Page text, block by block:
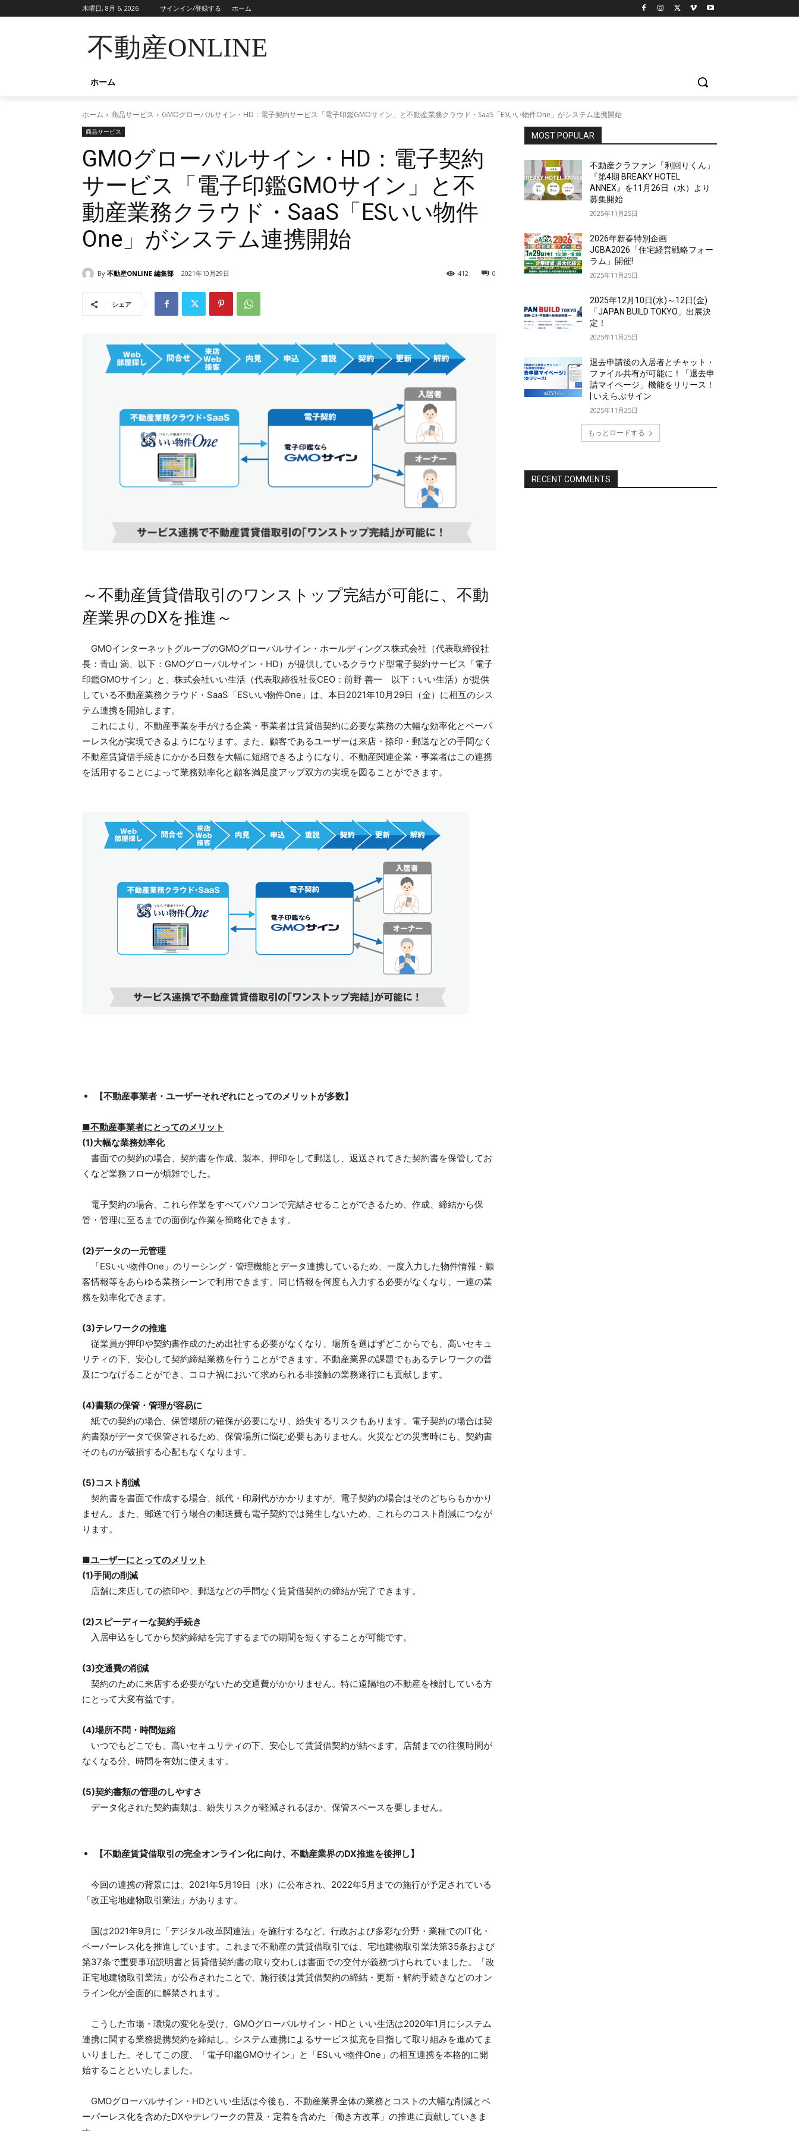
木曜日, 8月 6, 2026 サインイン/登録する ホーム
不動産ONLINE
ホーム
ホーム 商品サービス GMOグローバルサイン・HD：電子契約サービス「電子印鑑GMOサイン」と不動産業務クラウド・SaaS「ESいい物件One」がシステム連携開始
商品サービス
GMOグローバルサイン・HD：電子契約
サービス「電子印鑑GMOサイン」と不
動産業務クラウド・SaaS「ESいい物件
One」がシステム連携開始
By 不動産ONLINE 編集部 2021年10月29日 0
412
シェア
～不動産賃貸借取引のワンストップ完結が可能に、不動
産業界のDXを推進～
GMOインターネットグループのGMOグローバルサイン・ホールディングス株式会社（代表取締役社
長：青山 満、以下：GMOグローバルサイン・HD）が提供しているクラウド型電子契約サービス「電子
印鑑GMOサイン」と、株式会社いい生活（代表取締役社長CEO：前野 善一 以下：いい生活）が提供
している不動産業務クラウド・SaaS「ESいい物件One」は、本日2021年10月29日（金）に相互のシス
テム連携を開始します。
これにより、不動産事業を手がける企業・事業者は賃貸借契約に必要な業務の大幅な効率化とペーパ
ーレス化が実現できるようになります。また、顧客であるユーザーは来店・捺印・郵送などの手間なく
不動産賃貸借手続きにかかる日数を大幅に短縮できるようになり、不動産関連企業・事業者はこの連携
を活用することによって業務効率化と顧客満足度アップ双方の実現を図ることができます。
【不動産事業者・ユーザーそれぞれにとってのメリットが多数】
■不動産事業者にとってのメリット
(1)大幅な業務効率化
書面での契約の場合、契約書を作成、製本、押印をして郵送し、返送されてきた契約書を保管してお
くなど業務フローが煩雑でした。
電子契約の場合、これら作業をすべてパソコンで完結させることができるため、作成、締結から保
管・管理に至るまでの面倒な作業を簡略化できます。
(2)データの一元管理
「ESいい物件One」のリーシング・管理機能とデータ連携しているため、一度入力した物件情報・顧
客情報等をあらゆる業務シーンで利用できます。同じ情報を何度も入力する必要がなくなり、一連の業
務を効率化できます。
(3)テレワークの推進
従業員が押印や契約書作成のため出社する必要がなくなり、場所を選ばずどこからでも、高いセキュ
リティの下、安心して契約締結業務を行うことができます。不動産業界の課題でもあるテレワークの普
及につなげることができ、コロナ禍において求められる非接触の業務遂行にも貢献します。
(4)書類の保管・管理が容易に
紙での契約の場合、保管場所の確保が必要になり、紛失するリスクもあります。電子契約の場合は契
約書類がデータで保管されるため、保管場所に悩む必要もありません。火災などの災害時にも、契約書
そのものが破損する心配もなくなります。
(5)コスト削減
契約書を書面で作成する場合、紙代・印刷代がかかりますが、電子契約の場合はそのどちらもかかり
ません。また、郵送で行う場合の郵送費も電子契約では発生しないため、これらのコスト削減につなが
ります。
■ユーザーにとってのメリット
(1)手間の削減
店舗に来店しての捺印や、郵送などの手間なく賃貸借契約の締結が完了できます。
(2)スピーディーな契約手続き
入居申込をしてから契約締結を完了するまでの期間を短くすることが可能です。
(3)交通費の削減
契約のために来店する必要がないため交通費がかかりません。特に遠隔地の不動産を検討している方
にとって大変有益です。
(4)場所不問・時間短縮
いつでもどこでも、高いセキュリティの下、安心して賃貸借契約が結べます。店舗までの往復時間が
なくなる分、時間を有効に使えます。
(5)契約書類の管理のしやすさ
データ化された契約書類は、紛失リスクが軽減されるほか、保管スペースを要しません。
【不動産賃貸借取引の完全オンライン化に向け、不動産業界のDX推進を後押し】
今回の連携の背景には、2021年5月19日（水）に公布され、2022年5月までの施行が予定されている
「改正宅地建物取引業法」があります。
国は2021年9月に「デジタル改革関連法」を施行するなど、行政および多彩な分野・業種でのIT化・
ペーパーレス化を推進しています。これまで不動産の賃貸借取引では、宅地建物取引業法第35条および
第37条で重要事項説明書と賃貸借契約書の取り交わしは書面での交付が義務づけられていました。「改
正宅地建物取引業法」が公布されたことで、施行後は賃貸借契約の締結・更新・解約手続きなどのオン
ライン化が全面的に解禁されます。
こうした市場・環境の変化を受け、GMOグローバルサイン・HDと いい生活は2020年1月にシステム
連携に関する業務提携契約を締結し、システム連携によるサービス拡充を目指して取り組みを進めてま
いりました。そしてこの度、「電子印鑑GMOサイン」と「ESいい物件One」の相互連携を本格的に開
始することといたしました。
GMOグローバルサイン・HDといい生活は今後も、不動産業界全体の業務とコストの大幅な削減とペ
ーパーレス化を含めたDXやテレワークの普及・定着を含めた「働き方改革」の推進に貢献していきま
MOST POPULAR
不動産クラファン「利回りくん」
『第4期 BREAKY HOTEL
ANNEX』を11月26日（水）より
募集開始
2025年11月25日
2026年新春特別企画
JGBA2026「住宅経営戦略フォー
ラム」開催!
2025年11月25日
2025年12月10日(水)～12日(金)
「JAPAN BUILD TOKYO」出展決
定！
2025年11月25日
退去申請後の入居者とチャット・
ファイル共有が可能に！「退去申
請マイページ」機能をリリース！
| いえらぶサイン
2025年11月25日
もっとロードする
RECENT COMMENTS